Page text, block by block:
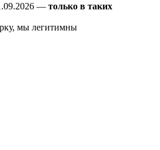
— только в таких
мы легитимны